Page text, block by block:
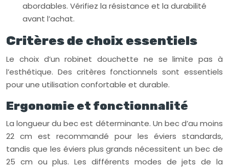
abordables. Vérifiez la résistance et la durabilité
avant l’achat.
Critères de choix essentiels
Le choix d’un robinet douchette ne se limite pas à
l’esthétique. Des critères fonctionnels sont essentiels
pour une utilisation confortable et durable.
Ergonomie et fonctionnalité
La longueur du bec est déterminante. Un bec d’au moins
22 cm est recommandé pour les éviers standards,
tandis que les éviers plus grands nécessitent un bec de
25 cm ou plus. Les différents modes de jets de la